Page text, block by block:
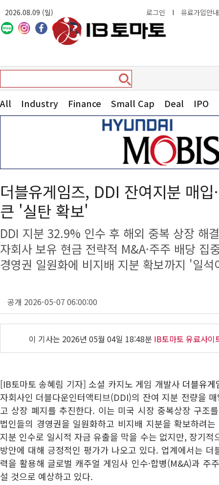
2026.08.09 (일) 로그인 I 유료가입안내
All Industry Finance Small Cap Deal IPO
더블유게임즈, DDI 잔여지분 매
큰 '실탄 확보'
DDI 지분 32.9% 인수 후 해외 중복 상장 해결
자회사 보유 현금 전략적 M&A·주주 배당 집
경영권 일원화에 비지배 지분 확보까지 '일석
공개 2026-05-07 06:00:00
이 기사는 2026년 05월 04일 18:48분 IB토마토 유료사이
[IB토마토 송혜림 기자] 소셜 카지노 게임 개발사 더블유
자회사인 더블다운인터액티브(DDI)의 잔여 지분 전량을
고 상장 폐지를 추진한다. 이는 미국 시장 중복상장 구조
법인들의 경영권을 일원화하고 비지배 지분을 확보하려
지분 인수로 일시적 자금 유출을 막을 수는 없지만, 장기
방안에 대해 긍정적인 평가가 나오고 있다. 업계에서는 더
력을 활용해 글로벌 캐주얼 게임사 인수·합병(M&A)과 주
설 것으로 예상하고 있다.